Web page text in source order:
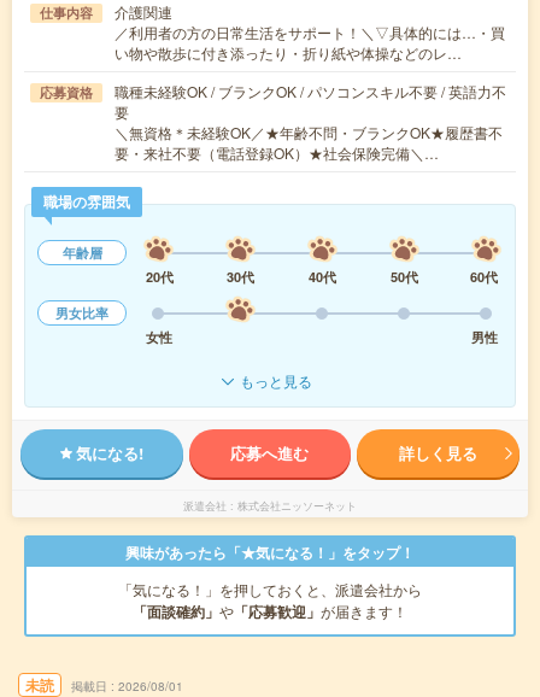
仕事内容
介護関連
／利用者の方の日常生活をサポート！＼▽具体的には…・買
い物や散歩に付き添ったり・折り紙や体操などのレ…
応募資格
職種未経験OK / ブランクOK / パソコンスキル不要 / 英語力不
要
＼無資格＊未経験OK／★年齢不問・ブランクOK★履歴書不
要・来社不要（電話登録OK）★社会保険完備＼…
職場の雰囲気
年齢層
20代
30代 40代 50代
60代
男女比率
女性
男性
もっと見る
気になる! 応募へ進む 詳しく見る
派遣会社 株式会社ニッソーネット
興味があったら「★気になる！」をタップ！
「気になる！」を押しておくと、派遣会社から
「面談確約」 や 「応募歓迎」 が届きます！
未読 掲載日 2026/08/01